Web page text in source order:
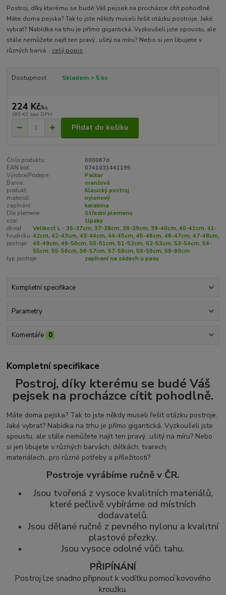
Postroj, díky kterému se budé Váš pejsek na procházce cítit pohodlně.
Máte doma pejska? Tak to jste někdy museli řešit otázku postroje. Jaké
vybrat? Nabídka na trhu je přímo gigantická. Vyzkoušeli jste spoustu, ale
stále nemůžete najít ten pravý...ušitý na míru? Nebo si jen libujete v
různých barvá... celý popis
Dostupnost Skladem > 5 ks
224 Kč/ks
185 Kč bez DPH
Přidat do košíku
Číslo produktu:
000067d
EAN kód:
0741031441195
Výrobce/Prodejce:
Palkar
Barva:
oranžová
produkt:
Klasický postroj
materiál:
nylonový
zapínání:
karabina
Dle plemene:
Střední plemeno
vzor:
tlpaky
obvod
hrudníku
postroje:
Velikost L - 36-37cm, 37-38cm, 38-39cm, 39-40cm, 40-41cm, 41-
42cm, 42-43cm, 43-44cm, 44-45cm, 45-46cm, 46-47cm, 47-48cm,
48-49cm, 49-50cm, 50-51cm, 51-52cm, 52-53cm, 53-54cm, 54-
55cm, 55-56cm, 56-57cm, 57-58cm, 58-59cm, 59-60cm
typ postroje:
zapínaní na zádech u pasu
Kompletní specifikace
Parametry
Komentáře 0
Kompletní specifikace
Postroj, díky kterému se budé Váš
pejsek na procházce cítit pohodlně.
Máte doma pejska? Tak to jste někdy museli řešit otázku postroje.
Jaké vybrat? Nabídka na trhu je přímo gigantická. Vyzkoušeli jste
spoustu, ale stále nemůžete najít ten pravý...ušitý na míru? Nebo
si jen libujete v různých barvách, délkách, tvarech,
materiálech...pro různé potřeby a příležitosti?
Postroje vyrábíme ručně v ČR.
Jsou tvořená z vysoce kvalitních materiálů,
které pečlivě vybíráme od místních
dodavatelů.
Jsou dělané ručně z pevného nylonu a kvalitní
plastové přezky.
Jsou vysoce odolné vůči tahu.
PŘIPÍNÁNÍ
Postroj lze snadno připnout k vodítku pomocí kovového
kroužku.